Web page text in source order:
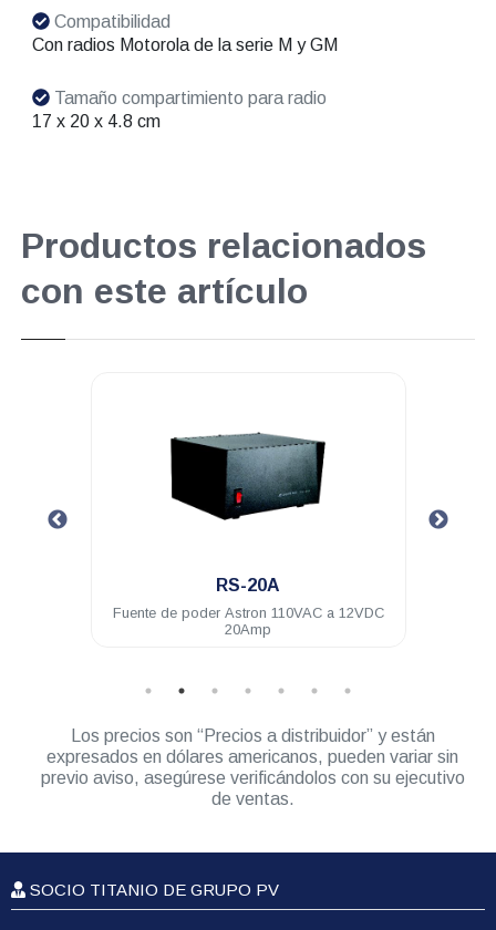
Compatibilidad
Con radios Motorola de la serie M y GM
Tamaño compartimiento para radio
17 x 20 x 4.8 cm
Productos relacionados
con este artículo
RS-20A
Fuente de poder Astron 110VAC a 12VDC
20Amp
Los precios son “Precios a distribuidor” y están
expresados en dólares americanos, pueden variar sin
previo aviso, asegúrese verificándolos con su ejecutivo
de ventas.
SOCIO TITANIO DE GRUPO PV